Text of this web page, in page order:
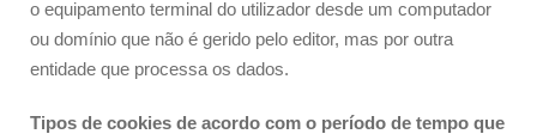
o equipamento terminal do utilizador desde um computador
ou domínio que não é gerido pelo editor, mas por outra
entidade que processa os dados.
Tipos de cookies de acordo com o período de tempo que